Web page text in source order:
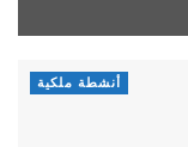
أنشطة ملكية